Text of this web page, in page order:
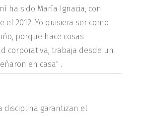
ha sido María Ignacia, con
2012. Yo quisiera ser como
porque hace cosas
corporativa, trabaja desde un
en casa" .
disciplina garantizan el